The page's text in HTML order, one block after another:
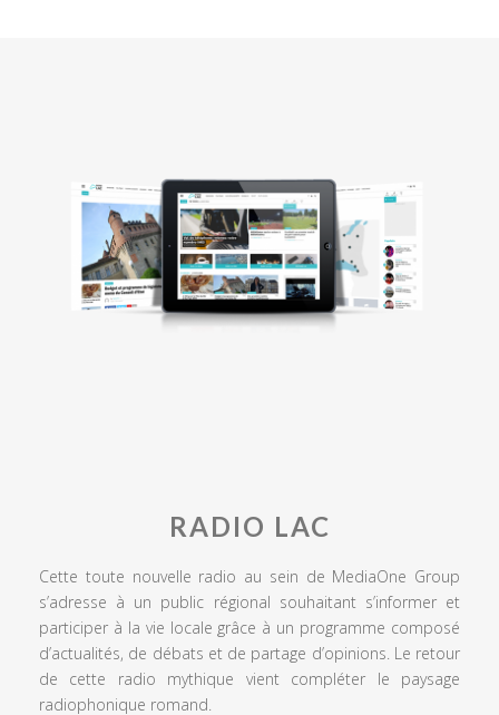
RADIO LAC
Cette toute nouvelle radio au sein de MediaOne Group
s’adresse à un public régional souhaitant s’informer et
participer à la vie locale grâce à un programme composé
d’actualités, de débats et de partage d’opinions. Le retour
de cette radio mythique vient compléter le paysage
radiophonique romand.